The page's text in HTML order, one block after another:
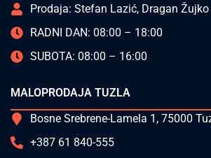
Prodaja: Stefan Lazić, Dragan Žujko
RADNI DAN: 08:00 – 18:00
SUBOTA: 08:00 – 16:00
MALOPRODAJA TUZLA
Bosne Srebrene-Lamela 1, 75000
+387 61 840-555